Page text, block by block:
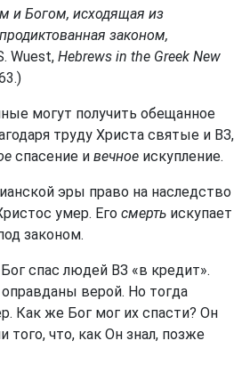
и Богом, исходящая из
законом,
Wuest, Hebrews in the Greek New
могут получить обещанное
труду Христа святые и ВЗ,
спасение и вечное искупление.
эры право на наследство
умер. Его смерть искупает
законом.
спас людей ВЗ «в кредит».
верой. Но тогда
Как же Бог мог их спасти? Он
того, что, как Он знал, позже